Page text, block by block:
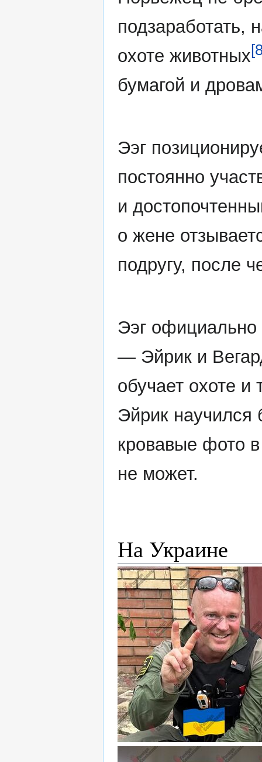
подзаработать,
охоте животных
бумагой и
Ээг
постоянно
и
о жене
подругу, после
Ээг официально
— Эйрик и
обучает охоте и
Эйрик научился
кровавые фото
не может.
На Украине